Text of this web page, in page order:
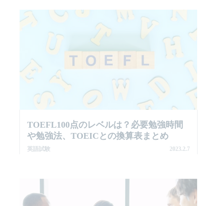
TOEFL100点のレベルは？必要勉強時間
や勉強法、TOEICとの換算表まとめ
英語試験 2023.2.7